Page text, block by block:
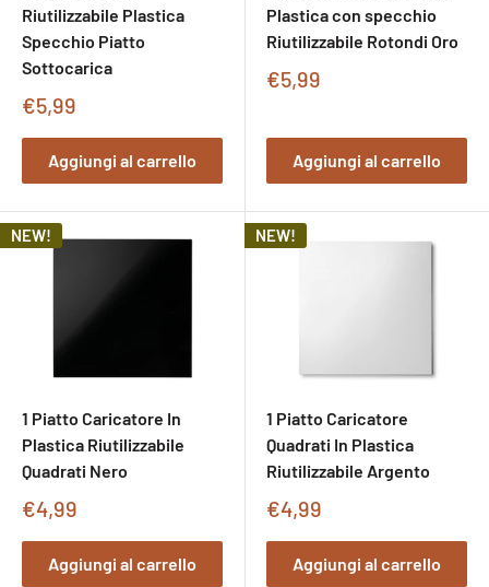
Riutilizzabile Plastica
Specchio Piatto
Sottocarica
Prezzo
vendita
€5,99
Aggiungi al carrello
Plastica con specchio
Riutilizzabile Rotondi Oro
Prezzo
€5,99
Aggiungi al carrello
NEW!
1 Piatto Caricatore In
Plastica Riutilizzabile
Quadrati Nero
Prezzo
vendita
€4,99
Aggiungi al carrello
NEW!
1 Piatto Caricatore
Quadrati In Plastica
Riutilizzabile Argento
Prezzo
vendita
€4,99
Aggiungi al carrello